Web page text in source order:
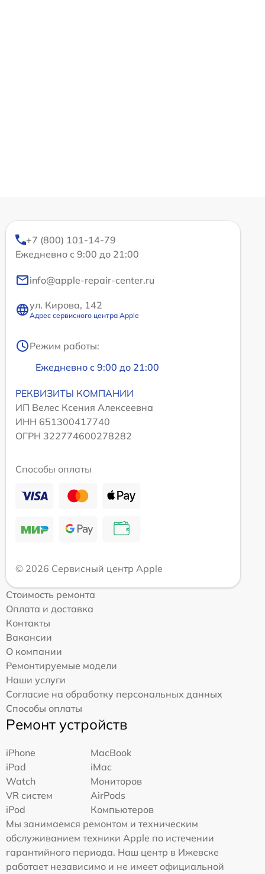
+7 (800) 101-14-79
Ежедневно с 9:00 до 21:00
info@apple-repair-center.ru
ул. Кирова, 142
Адрес сервисного центра Apple
Режим работы:
Ежедневно с 9:00 до 21:00
РЕКВИЗИТЫ КОМПАНИИ
ИП Велес Ксения Алексеевна
ИНН 651300417740
ОГРН 322774600278282
Способы оплаты
© 2026 Сервисный центр Apple
Стоимость ремонта
Оплата и доставка
Контакты
Вакансии
О компании
Ремонтируемые модели
Наши услуги
Согласие на обработку персональных данных
Способы оплаты
Ремонт устройств
iPhone
MacBook
iPad
iMac
Watch
Мониторов
VR систем
AirPods
iPod
Компьютеров
Мы занимаемся ремонтом и техническим
обслуживанием техники Apple по истечении
гарантийного периода. Наш центр в Ижевске
работает независимо и не имеет официальной